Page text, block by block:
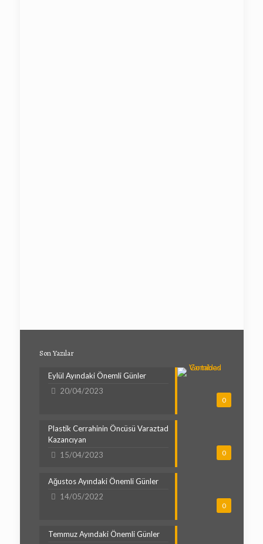
Son Yazılar
0
Eylül Ayındaki Önemli Günler
20/04/2023
0
Plastik Cerrahinin Öncüsü Varaztad
Kazancıyan
15/04/2023
0
Ağustos Ayındaki Önemli Günler
14/05/2022
Temmuz Ayındaki Önemli Günler